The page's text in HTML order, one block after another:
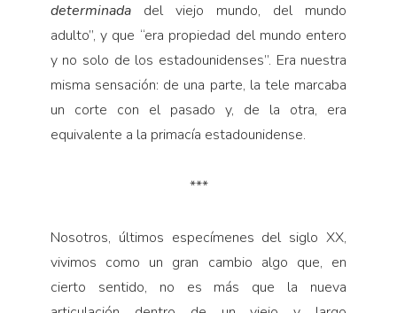
determinadadel viejo mundo, del mundo
adulto”, y que “era propiedad del mundo entero
y no solo de los estadounidenses”. Era nuestra
misma sensación: de una parte, la tele marcaba
un corte con el pasado y, de la otra, era
equivalente a la primacía estadounidense.
***
Nosotros, últimos especímenes del siglo XX,
vivimos como un gran cambio algo que, en
cierto sentido, no es más que la nueva